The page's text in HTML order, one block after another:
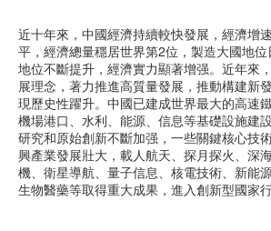
近十年來，中國經濟持續較快發展，經濟增
平，經濟總量穩居世界第2位，製造大國地
地位不斷提升，經濟實力顯著增强。近年來
展理念，著力推進高質量發展，推動構建新
現歷史性躍升。中國已建成世界最大的高速
機場港口、水利、能源、信息等基礎設施建
研究和原始創新不斷加强，一些關鍵核心技
興產業發展壯大，載人航天、探月探火、深
機、衛星導航、量子信息、核電技術、新能
生物醫藥等取得重大成果，進入創新型國家行